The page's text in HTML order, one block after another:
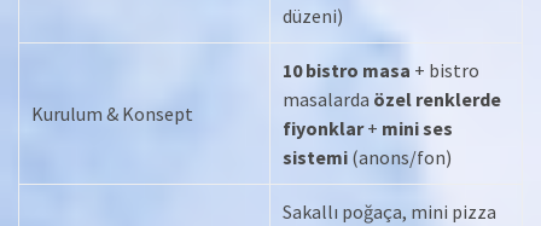
düzeni)
Kurulum & Konsept
10 bistro masa + bistro
masalarda özel renklerde
fiyonklar+ mini ses
sistemi (anons/fon)
Sakallı poğaça, mini pizza